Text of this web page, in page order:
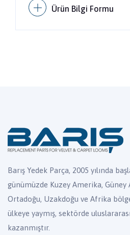
Ürün Bilgi Formu
Barış Yedek Parça, 2005 yılında
günümüzde Kuzey Amerika, Güney
Ortadoğu, Uzakdoğu ve Afrika
ülkeye yaymış, sektörde
kazanmıştır.